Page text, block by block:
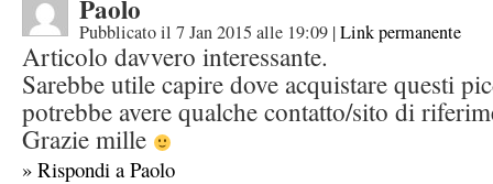
Paolo
Pubblicato il 7 Jan 2015 alle 19:09 |Link permanente
Articolo davvero interessante.
Sarebbe utile capire dove acquistare questi
potrebbe avere qualche contatto/sito di
Grazie mille
» Rispondi a Paolo